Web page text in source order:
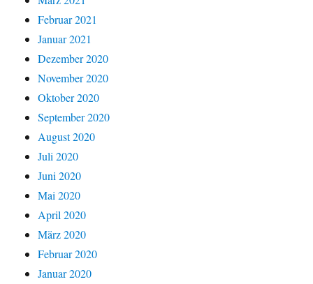
Februar 2021
Januar 2021
Dezember 2020
November 2020
Oktober 2020
September 2020
August 2020
Juli 2020
Juni 2020
Mai 2020
April 2020
März 2020
Februar 2020
Januar 2020